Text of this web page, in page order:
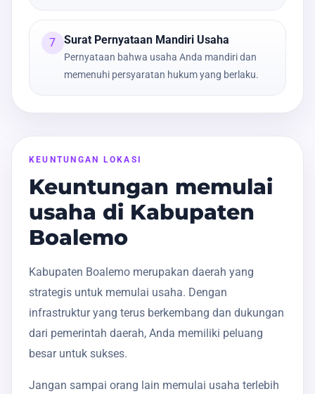
7 Surat Pernyataan Mandiri Usaha
Pernyataan bahwa usaha Anda mandiri dan
memenuhi persyaratan hukum yang berlaku.
KEUNTUNGAN LOKASI
Keuntungan memulai
usaha di Kabupaten
Boalemo
Kabupaten Boalemo merupakan daerah yang
strategis untuk memulai usaha. Dengan
infrastruktur yang terus berkembang dan dukungan
dari pemerintah daerah, Anda memiliki peluang
besar untuk sukses.
Jangan sampai orang lain memulai usaha terlebih